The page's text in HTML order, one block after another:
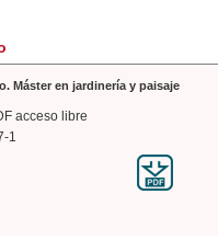
Máster en jardinería y paisaje
acceso libre
1